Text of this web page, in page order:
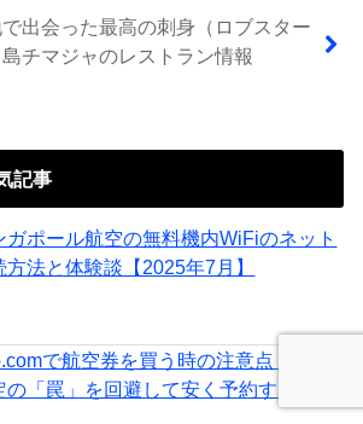
出会った最高の刺身（ロブスター
チマジャのレストラン情報
記事
ガポール航空の無料機内WiFiのネット
方法と体験談【2025年7月】
で航空券を買う時の注意点！座席
の「罠」を回避して安く予約する...